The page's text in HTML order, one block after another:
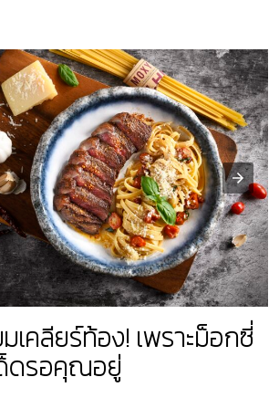
เคลียร์ท้อง! เพราะม็อกซี่
ดรอคุณอยู่